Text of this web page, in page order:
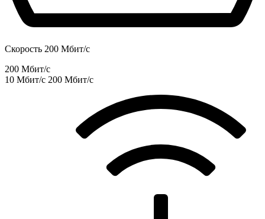
Скорость 200 Мбит/с
200 Мбит/с
10 Мбит/с 200 Мбит/с